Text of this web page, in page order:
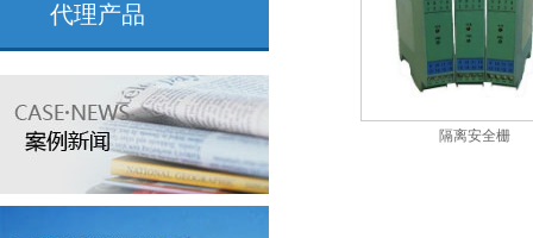
代理产品
隔离安全栅